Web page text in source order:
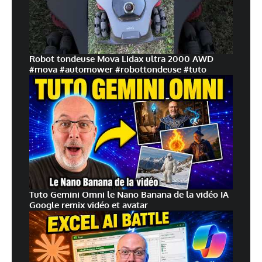
Laisser un commentaire
Votre adresse e-mail ne sera pas publiée.Les champs obligatoires sont indiqués
Commentaire
*
Robot tondeuse Mova Lidax ultra 2000 AWD
#mova #automower #robottondeuse #tuto
Tuto Gemini Omni le Nano Banana de la vidéo IA
Google remix vidéo et avatar